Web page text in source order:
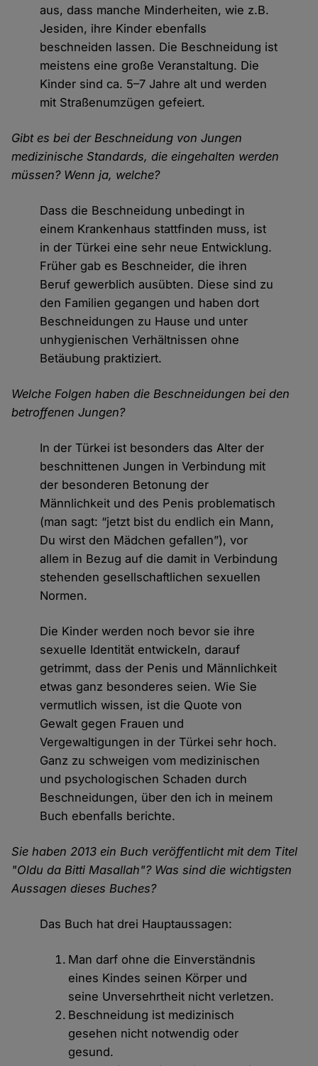
aus, dass manche Minderheiten, wie z.B.
Jesiden, ihre Kinder ebenfalls
beschneiden lassen. Die Beschneidung ist
meistens eine große Veranstaltung. Die
Kinder sind ca. 5–7 Jahre alt und werden
mit Straßenumzügen gefeiert.
Gibt es bei der Beschneidung von Jungen
medizinische Standards, die eingehalten werden
müssen? Wenn ja, welche?
Dass die Beschneidung unbedingt in
einem Krankenhaus stattfinden muss, ist
in der Türkei eine sehr neue Entwicklung.
Früher gab es Beschneider, die ihren
Beruf gewerblich ausübten. Diese sind zu
den Familien gegangen und haben dort
Beschneidungen zu Hause und unter
unhygienischen Verhältnissen ohne
Betäubung praktiziert.
Welche Folgen haben die Beschneidungen bei den
betroffenen Jungen?
In der Türkei ist besonders das Alter der
beschnittenen Jungen in Verbindung mit
der besonderen Betonung der
Männlichkeit und des Penis problematisch
(man sagt: “jetzt bist du endlich ein Mann,
Du wirst den Mädchen gefallen”), vor
allem in Bezug auf die damit in Verbindung
stehenden gesellschaftlichen sexuellen
Normen.
Die Kinder werden noch bevor sie ihre
sexuelle Identität entwickeln, darauf
getrimmt, dass der Penis und Männlichkeit
etwas ganz besonderes seien. Wie Sie
vermutlich wissen, ist die Quote von
Gewalt gegen Frauen und
Vergewaltigungen in der Türkei sehr hoch.
Ganz zu schweigen vom medizinischen
und psychologischen Schaden durch
Beschneidungen, über den ich in meinem
Buch ebenfalls berichte.
Sie haben 2013 ein Buch veröffentlicht mit dem Titel
"Oldu da Bitti Masallah"? Was sind die wichtigsten
Aussagen dieses Buches?
Das Buch hat drei Hauptaussagen:
Man darf ohne die Einverständnis
eines Kindes seinen Körper und
seine Unversehrtheit nicht verletzen.
Beschneidung ist medizinisch
gesehen nicht notwendig oder
gesund.